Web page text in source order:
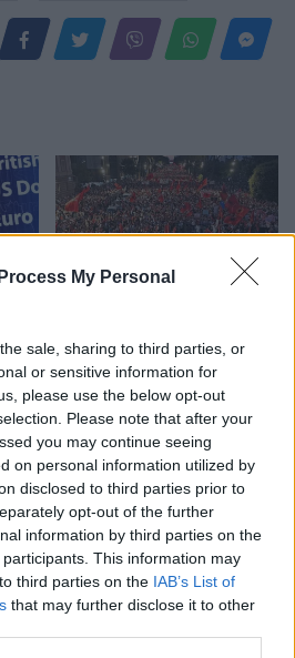
My Personal
sale, sharing to third parties, or
or sensitive information for
please use the below opt-out
Please note that after your
you may continue seeing
on personal information utilized by
disclosed to third parties prior to
opt-out of the further
information by third parties on the
participants. This information may
third parties on the IAB’s List of
that may further disclose it to other
Protestuesit të vendosur
deri në dorëheqjen e
kryeministrit Rama
Parashikimi i motit për
ditën e sotme, 6 Gusht
2026/ Temperaturat
arrijnë deri ne 38 gradë